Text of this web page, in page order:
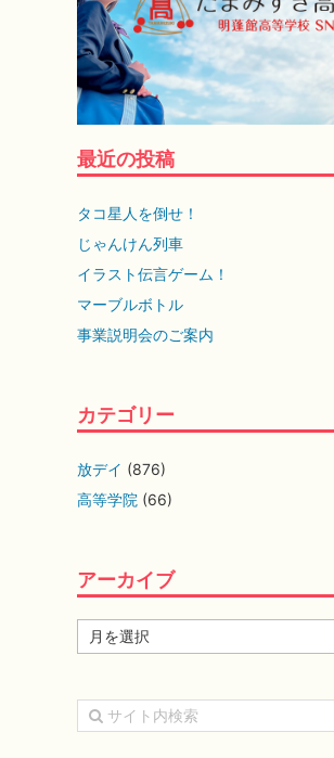
最近の投稿
タコ星人を倒せ！
じゃんけん列車
イラスト伝言ゲーム！
マーブルボトル
事業説明会のご案内
カテゴリー
放デイ (876)
高等学院 (66)
アーカイブ
ー
イ
ブ